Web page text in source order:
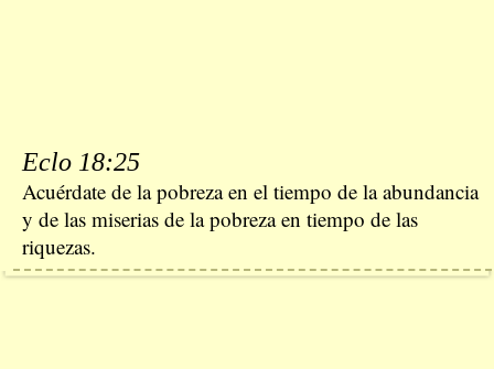
Eclo 18:25
Acuérdate de la pobreza en el tiempo de la abundancia
y de las miserias de la pobreza en tiempo de las
riquezas.